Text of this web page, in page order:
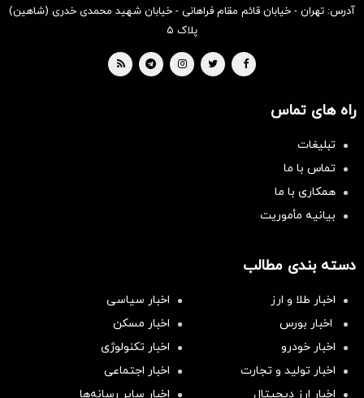
آدرس: تهران - خیابان قائم مقام فراهانی - خیابان شهید محمدی خدری (شاهین)
پلاک ۵
راه های تماس
تبلیغات
تماس با ما
همکاری با ما
بیانیه مأموریت
دسته بندی مطالب
اخبار طلا و ارز
اخبار سیاسی
اخبار بورس
اخبار مسکن
اخبار خودرو
اخبار تکنولوژی
اخبار تولید و تجارت
اخبار اجتماعی
اخبار ارز دیجیتال
اخبار سایر رسانه‌‌ها